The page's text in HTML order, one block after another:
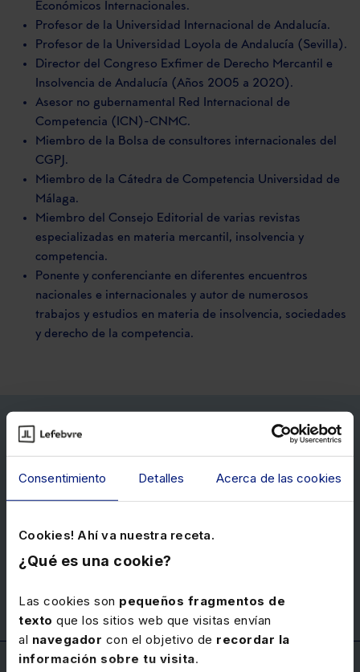
Consentimiento Detalles Acerca de las cookies
Cookies! Ahí va nuestra receta.
¿Qué es una cookie?
Las cookies son pequeños fragmentos de
texto que los sitios web que visitas envían
al navegador con el objetivo de recordar la
información sobre tu visita.
Económicos Internacionales.
Profesor de la Universidad Internacional de Andalucía.
Profesor de la Universidad Loyola de Andalucía (Sevilla).
Director del Congreso Exfimer de Derecho Mercantil e
Insolvencia de Andalucía (Años 2005 a 2020).
Asesor no gubernamental Red Internacional de
Competencia (ICN)-CNMC.
Miembro de la Bolsa de consultores internacionales del
CGPJ.
Miembro de la Cátedra de Competencia Universidad de
Málaga.
Miembro del Consejo Editorial de varias revistas
especializadas en materia mercantil, insolvencia y
competencia.
Ponente y conferenciante en diferentes encuentros
nacionales e internacionales y autor de numerosos
trabajos y estudios en materia de insolvencia, sociedades
y derecho de la competencia.
¿Necesitas ayuda?
902 443 355-912 108 000
clientes@lefebvre.es